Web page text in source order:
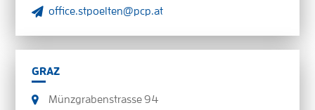
office.stpoelten@pcp.at
GRAZ
Münzgrabenstrasse 94